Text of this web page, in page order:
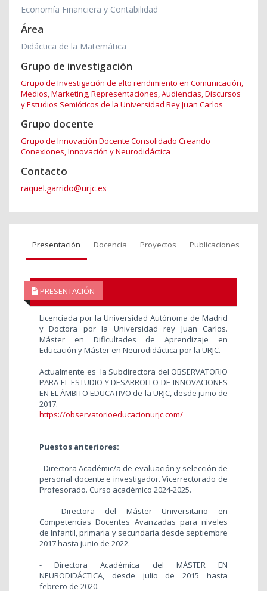
Economía Financiera y Contabilidad
Área
Didáctica de la Matemática
Grupo de investigación
Grupo de Investigación de alto rendimiento en Comunicación,
Medios, Marketing, Representaciones, Audiencias, Discursos
y Estudios Semióticos de la Universidad Rey Juan Carlos
Grupo docente
Grupo de Innovación Docente Consolidado Creando
Conexiones, Innovación y Neurodidáctica
Contacto
raquel.garrido@urjc.es
Presentación Docencia Proyectos Publicaciones
PRESENTACIÓN
Licenciada por la Universidad Autónoma de Madrid
y Doctora por la Universidad rey Juan Carlos.
Máster en Dificultades de Aprendizaje en
Educación y Máster en Neurodidáctica por la URJC.
Actualmente es la Subdirectora del OBSERVATORIO
PARA EL ESTUDIO Y DESARROLLO DE INNOVACIONES
EN EL ÁMBITO EDUCATIVO de la URJC, desde junio de
2017.
https://observatorioeducacionurjc.com/
Puestos anteriores:
- Directora Académic/a de evaluación y selección de
personal docente e investigador. Vicerrectorado de
Profesorado. Curso académico 2024-2025.
- Directora del Máster Universitario en
Competencias Docentes Avanzadas para niveles
de Infantil, primaria y secundaria desde septiembre
2017 hasta junio de 2022.
- Directora Académica del MÁSTER EN
NEURODIDÁCTICA, desde julio de 2015 hasta
febrero de 2020.